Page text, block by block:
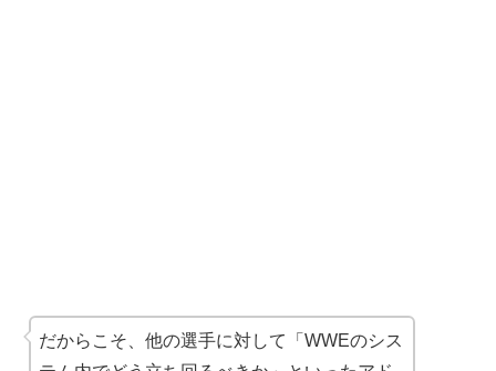
だからこそ、他の選手に対して「WWEのシス